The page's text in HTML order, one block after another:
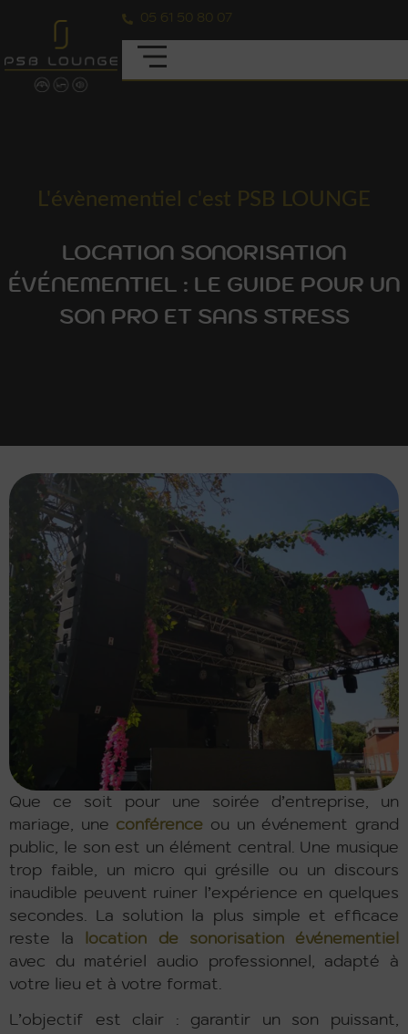
05 61 50 80 07
L'évènementiel c'est PSB LOUNGE
LOCATION SONORISATION
ÉVÉNEMENTIEL : LE GUIDE POUR UN
SON PRO ET SANS STRESS
Que ce soit pour une soirée d’entreprise, un
mariage, une conférence ou un événement grand
public, le son est un élément central. Une musique
trop faible, un micro qui grésille ou un discours
inaudible peuvent ruiner l’expérience en quelques
secondes. La solution la plus simple et efficace
reste la
location de sonorisation événementiel
avec du matériel audio professionnel, adapté à
votre lieu et à votre format.
L’objectif est clair : garantir un son puissant,